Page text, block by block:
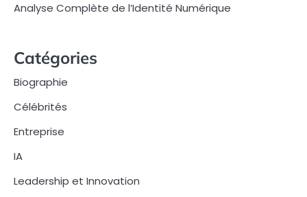
Analyse Complète de l’Identité Numérique
Catégories
Biographie
Célébrités
Entreprise
IA
Leadership et Innovation